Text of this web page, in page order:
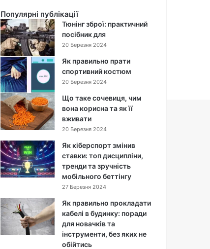
с
а
л
а
т
:
п
о
к
р
о
к
о
в
и
й
ц
е
п
т
Популярні публікації
Тюнінг зброї: практичний
посібник для
20 Березня 2024
Як правильно прати
спортивний костюм
20 Березня 2024
Що таке сочевиця, чим
вона корисна та як її
вживати
20 Березня 2024
Як кіберспорт змінив
ставки: топ дисципліни,
тренди та зручність
мобільного беттінгу
27 Березня 2024
Як правильно прокладати
кабелі в будинку: поради
для новачків та
інструменти, без яких не
обійтись